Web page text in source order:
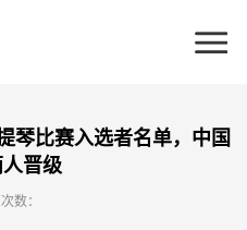
琴比赛入选者名单，中国
晋级
数：